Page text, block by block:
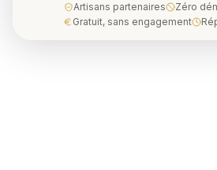
Artisans partenaires
Zéro
Gratuit, sans engagement